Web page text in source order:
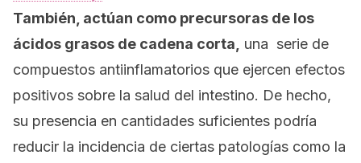
También, actúan como precursoras de los
ácidos grasos de cadena corta,
una serie de
compuestos antiinflamatorios que ejercen efectos
positivos sobre la salud del intestino. De hecho,
su presencia en cantidades suficientes podría
reducir la incidencia de ciertas patologías como la